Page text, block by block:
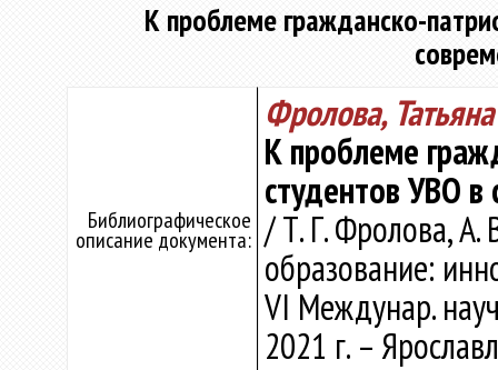
К проблеме гражданско-
Библиографическое
описание документа:
Фролова,
К проблеме
студентов УВО в
/ Т. Г. Фролова, А.
образование:
VI Междунар.
2021 г. –